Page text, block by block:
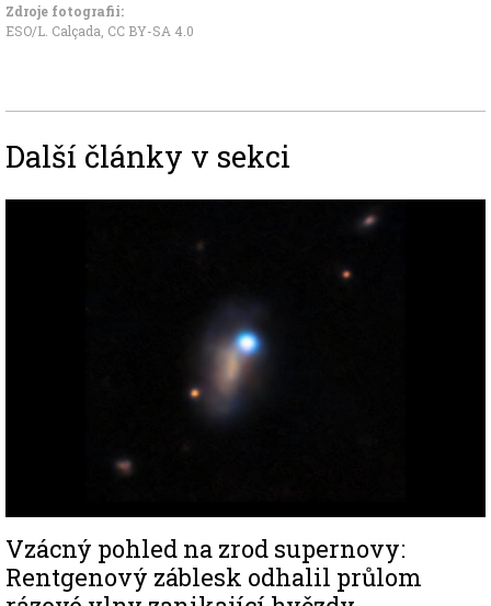
Zdroje fotografii:
ESO/L. Calçada CC BY-SA 4.0
Další články v sekci
Vzácný pohled na zrod supernovy:
Rentgenový záblesk odhalil průlom